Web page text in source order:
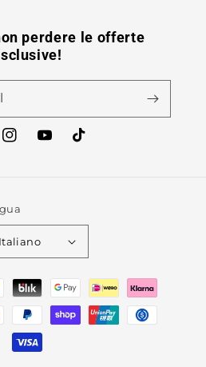
perdere le offerte
InstagramYouTubeTikTok
Italiano